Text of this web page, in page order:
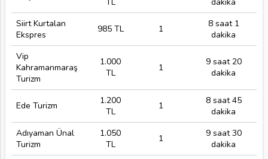
Siirt Kurtalan
Ekspres
985 TL 1
8 saat 1
dakika
Vip
Kahramanmaraş
Turizm
1.000
TL
1
9 saat 20
dakika
Ede Turizm
1.200
TL
1
8 saat 45
dakika
Adıyaman Ünal
Turizm
1.050
TL
1
9 saat 30
dakika